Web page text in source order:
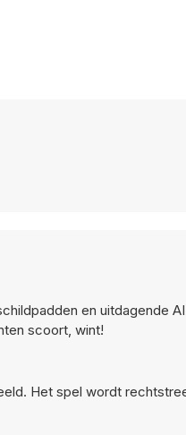
en uitdagende
scoort, wint!
Het spel wordt